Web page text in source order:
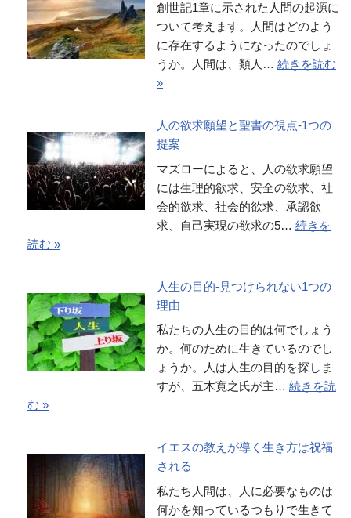
創世記1章に示された人間の起源に
ついて考えます。人間はどのよう
に存在するようになったのでしょ
うか。人間は、類人… 続きを読む
»
人の欲求願望と聖書の視点-1つの
提案
マズローによると、人の欲求願望
には生理的欲求、安全の欲求、社
会的欲求、社会的欲求、承認欲
求、自己実現の欲求の5… 続きを
読む »
人生の目的-見つけられない1つの
理由
私たちの人生の目的は何でしょう
か。何のために生きているのでし
ょうか。人は人生の目的を探しま
すが、五木寛之氏が主… 続きを読
む »
イエスの教えが導く生き方は祝福
される
私たち人間は、人に必要なものは
何かを知っているつもりで生きて